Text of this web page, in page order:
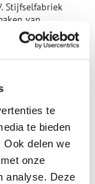
te
te bieden
Ook delen we
onze
analyse. Deze
Stijfselfabriek
van
voormalige
aan de
zich in het